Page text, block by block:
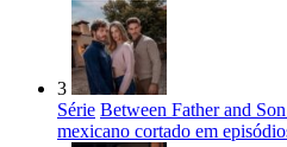
3
Série Between Father and
mexicano cortado em